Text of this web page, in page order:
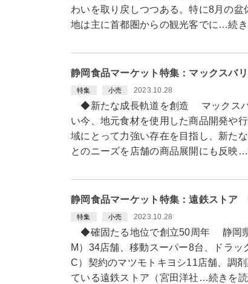
わいを取り戻しつつある。特に8月の
地は主に首都圏からの観光客でに…続
静岡食品マーケット特集：マックスバ
特集 小売 2023.10.28
◆新たな成長軌道を創造 マックスバ
い今、地元食材を使用した商品開発や
域にとって力強い存在を目指し、新た
とのニーズを店舗の商品展開にも反映
静岡食品マーケット特集：遠鉄ストア
特集 小売 2023.10.28
◆確固たる地位で創立50周年 静岡県
M）34店舗、移動スーパー8台、ドラ
C）契約のマツモトキヨシ11店舗、調
ている遠鉄ストア（宮田洋社…続きを